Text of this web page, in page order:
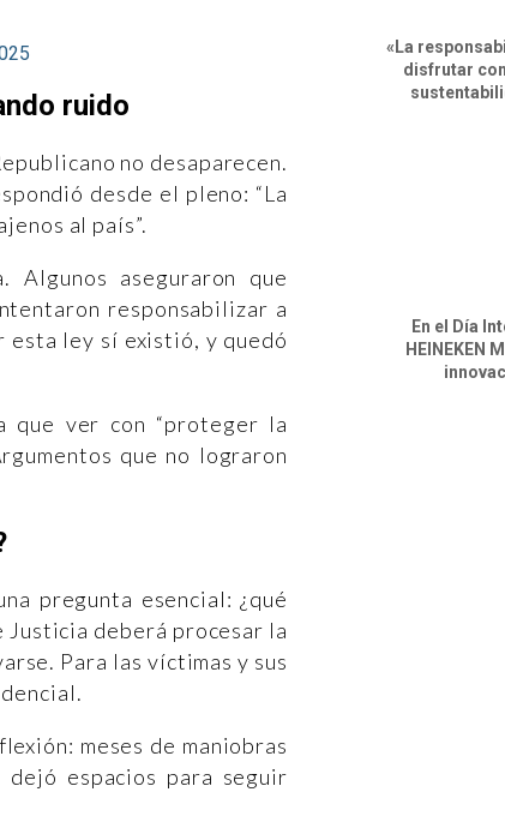
ruido
no desaparecen.
desde el pleno: “La
al país”.
Algunos aseguraron que
responsabilizar a
esta ley sí existió, y quedó
que ver con “proteger la
que no lograron
pregunta esencial: ¿qué
deberá procesar la
Para las víctimas y sus
meses de maniobras
espacios para seguir
«La
disfrutar
En el Día
HEINEKEN